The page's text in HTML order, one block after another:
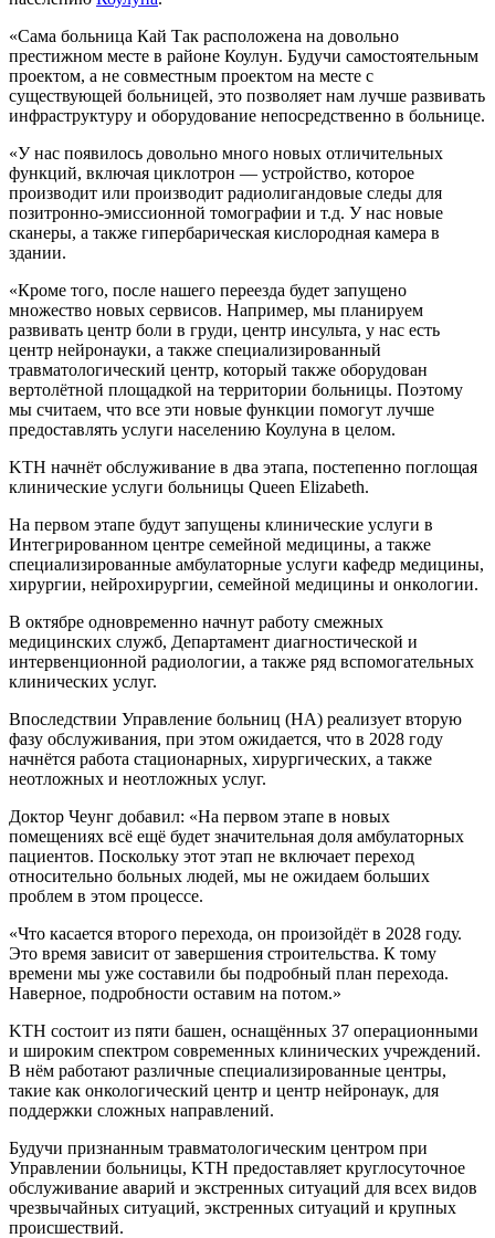
«Сама больница Кай Так расположена на довольно
престижном месте в районе Коулун. Будучи самостоятельным
проектом, а не совместным проектом на месте с
существующей больницей, это позволяет нам лучше развивать
инфраструктуру и оборудование непосредственно в больнице.
«У нас появилось довольно много новых отличительных
функций, включая циклотрон — устройство, которое
производит или производит радиолигандовые следы для
позитронно-эмиссионной томографии и т.д. У нас новые
сканеры, а также гипербарическая кислородная камера в
здании.
«Кроме того, после нашего переезда будет запущено
множество новых сервисов. Например, мы планируем
развивать центр боли в груди, центр инсульта, у нас есть
центр нейронауки, а также специализированный
травматологический центр, который также оборудован
вертолётной площадкой на территории больницы. Поэтому
мы считаем, что все эти новые функции помогут лучше
предоставлять услуги населению Коулуна в целом.
KTH начнёт обслуживание в два этапа, постепенно поглощая
клинические услуги больницы Queen Elizabeth.
На первом этапе будут запущены клинические услуги в
Интегрированном центре семейной медицины, а также
специализированные амбулаторные услуги кафедр медицины,
хирургии, нейрохирургии, семейной медицины и онкологии.
В октябре одновременно начнут работу смежных
медицинских служб, Департамент диагностической и
интервенционной радиологии, а также ряд вспомогательных
клинических услуг.
Впоследствии Управление больниц (HA) реализует вторую
фазу обслуживания, при этом ожидается, что в 2028 году
начнётся работа стационарных, хирургических, а также
неотложных и неотложных услуг.
Доктор Чеунг добавил: «На первом этапе в новых
помещениях всё ещё будет значительная доля амбулаторных
пациентов. Поскольку этот этап не включает переход
относительно больных людей, мы не ожидаем больших
проблем в этом процессе.
«Что касается второго перехода, он произойдёт в 2028 году.
Это время зависит от завершения строительства. К тому
времени мы уже составили бы подробный план перехода.
Наверное, подробности оставим на потом.»
KTH состоит из пяти башен, оснащённых 37 операционными
и широким спектром современных клинических учреждений.
В нём работают различные специализированные центры,
такие как онкологический центр и центр нейронаук, для
поддержки сложных направлений.
Будучи признанным травматологическим центром при
Управлении больницы, KTH предоставляет круглосуточное
обслуживание аварий и экстренных ситуаций для всех видов
чрезвычайных ситуаций, экстренных ситуаций и крупных
происшествий.